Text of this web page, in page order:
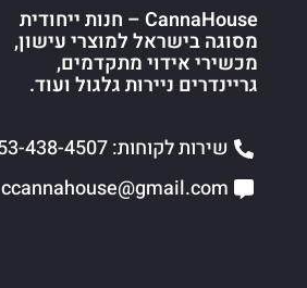
CannaHouse – חנות ייחודית
מסוגה בישראל למוצרי עישון,
מכשירי אידוי מתקדמים,
גריינדרים ניירות גלגול ועוד.
שירות לקוחות: 053-438-4507
ccannahouse@gmail.com